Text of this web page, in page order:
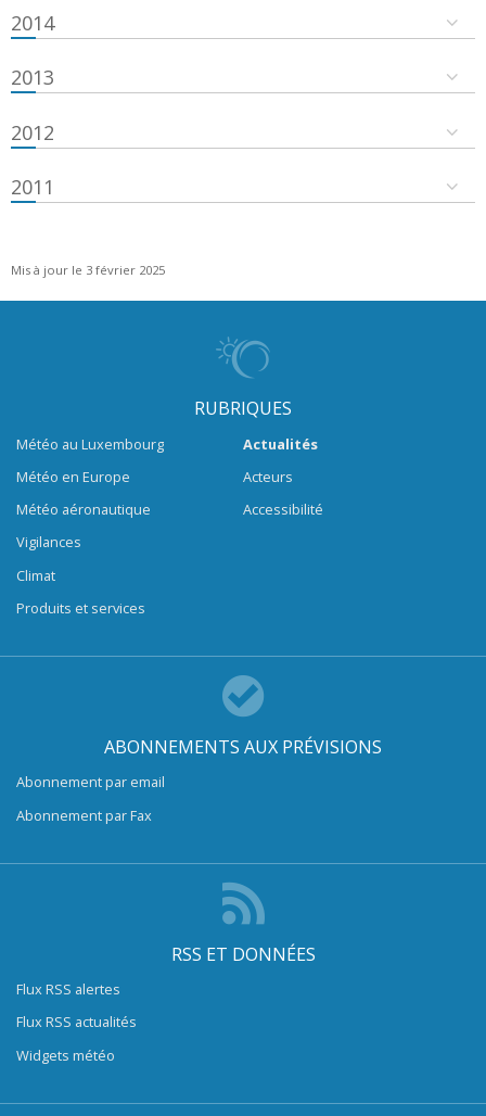
2014
2013
2012
2011
Mis à jour le 3 février 2025
RUBRIQUES
Météo au Luxembourg
Météo en Europe
Météo aéronautique
Vigilances
Climat
Produits et services
Actualités
Acteurs
Accessibilité
ABONNEMENTS AUX PRÉVISIONS
Abonnement par email
Abonnement par Fax
RSS ET DONNÉES
Flux RSS alertes
Flux RSS actualités
Widgets météo